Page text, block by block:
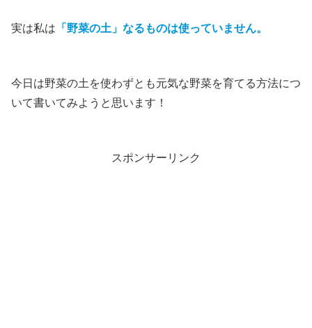
実は私は 「野菜の土」なるものは使っていません。
今日は野菜の土を使わずとも元気な野菜を育てる方法につ
いて書いてみようと思います！
スポンサーリンク